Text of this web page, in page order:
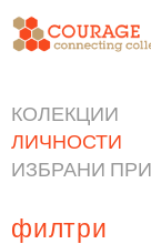
КОЛЕКЦИИ
ЛИЧНОСТИ
ИЗБРАНИ
филтри